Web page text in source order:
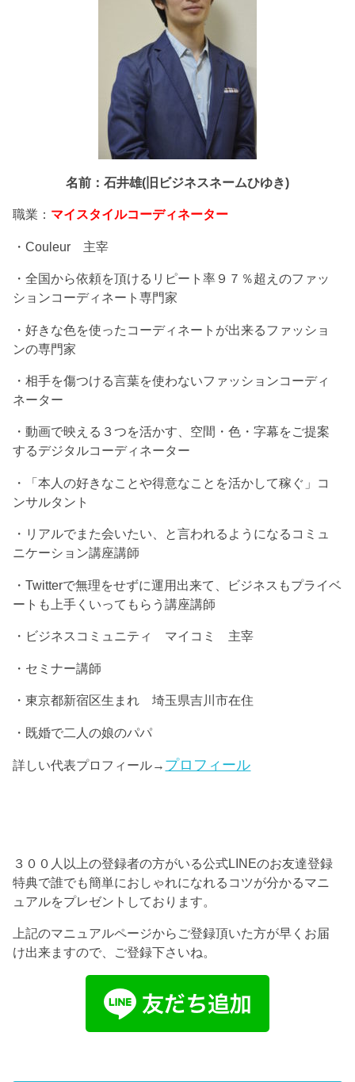
名前：石井雄(旧ビジネスネームひゆき)
職業： マイスタイルコーディネーター
・Couleur 主宰
・全国から依頼を頂けるリピート率９７％超えのファッ
ションコーディネート専門家
・好きな色を使ったコーディネートが出来るファッショ
ンの専門家
・相手を傷つける言葉を使わないファッションコーディ
ネーター
・動画で映える３つを活かす、空間・色・字幕をご提案
するデジタルコーディネーター
・「本人の好きなことや得意なことを活かして稼ぐ」コ
ンサルタント
・リアルでまた会いたい、と言われるようになるコミュ
ニケーション講座講師
・Twitterで無理をせずに運用出来て、ビジネスもプライベ
ートも上手くいってもらう講座講師
・ビジネスコミュニティ マイコミ 主宰
・セミナー講師
・東京都新宿区生まれ 埼玉県吉川市在住
・既婚で二人の娘のパパ
詳しい代表プロフィール→ プロフィール
３００人以上の登録者の方がいる公式LINEのお友達登録
特典で誰でも簡単におしゃれになれるコツが分かるマニ
ュアルをプレゼントしております。
上記のマニュアルページからご登録頂いた方が早くお届
け出来ますので、ご登録下さいね。